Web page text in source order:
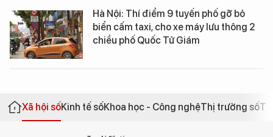
Hà Nội: Thí điểm 9 tuyến phố gỡ bỏ
biển cấm taxi, cho xe máy lưu thông 2
chiều phố Quốc Tử Giám
Xã hội sốKinh tế sốKhoa học - Công nghệThị trường số